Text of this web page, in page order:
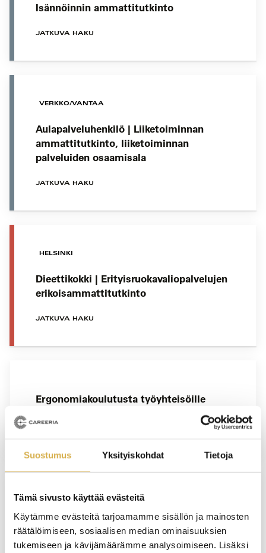
Suostumus Yksityiskohdat Tietoja
Tämä sivusto käyttää evästeitä
Käytämme evästeitä tarjoamamme sisällön ja mainosten
räätälöimiseen, sosiaalisen median ominaisuuksien
tukemiseen ja kävijämäärämme analysoimiseen. Lisäksi
Isännöinnin ammattitutkinto
JATKUVA HAKU
VERKKO/VANTAA
Aulapalveluhenkilö | Liiketoiminnan
ammattitutkinto, liiketoiminnan
palveluiden osaamisala
JATKUVA HAKU
HELSINKI
Dieettikokki | Erityisruokavaliopalvelujen
erikoisammattitutkinto
JATKUVA HAKU
Ergonomiakoulutusta työyhteisöille
YRITYSKOHTAINEN KOULUTUS
Henkilöstöpalvelut | Liiketoiminnan
ammattitutkinnon osa
JATKUVA HAKU